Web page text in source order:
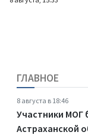
ГЛАВНОЕ
8 августа в 18:46
Участники МОГ
Астраханской